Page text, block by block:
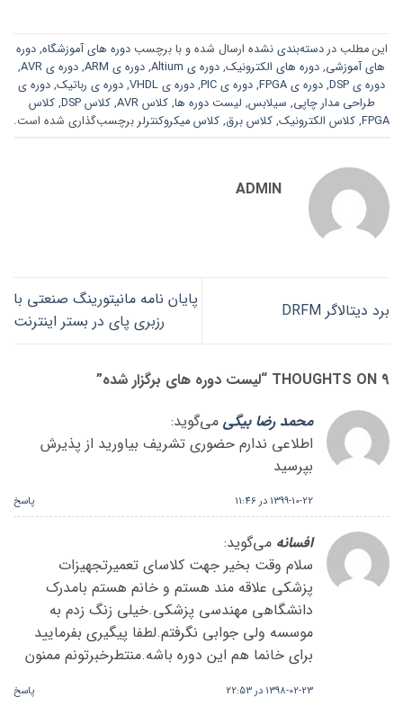
این مطلب دردسته‌بندی نشده ارسال شده و با برچسبدوره های آموزشگاه,دوره
های آموزشی, دوره های الکترونیک, دوره ی Altium , دوره ی ARM , دوره ی AVR
,
دوره ی DSP
, دوره ی FPGA , دوره ی PIC , دوره ی VHDL , دوره ی رباتیک, دوره ی
طراحی مدار چاپی, سیلابس, لیست دوره ها,کلاس AVR ,کلاس DSP ,کلاس
FPGA
, کلاس الکترونیک, کلاس برق, کلاس میکروکنترلر برچسب‌گذاری شده است.
ADMIN
برد دیتالاگر DRFM
پایان نامه مانیتورینگ صنعتی با
رزبری پای در بستر اینترنت
9 THOUGHTS ON “ لیست دوره های برگزار شده”
محمد رضا بیگی می‌گوید:
اطلاعی ندارم حضوری تشریف بیاورید از پذیرش
بپرسید
1399-10-22 در 11:46 پاسخ
افسانه می‌گوید:
سلام وقت بخیر جهت کلاسای تعمیرتجهیزات
پزشکی علاقه مند هستم و خانم هستم بامدرک
دانشگاهی مهندسی پزشکی.خیلی زنگ زدم به
موسسه ولی جوابی نگرفتم.لطفا پیگیری بفرمایید
برای خانما هم این دوره باشه.منتطرخبرتونم ممنون
1398-02-23 در 22:53 پاسخ